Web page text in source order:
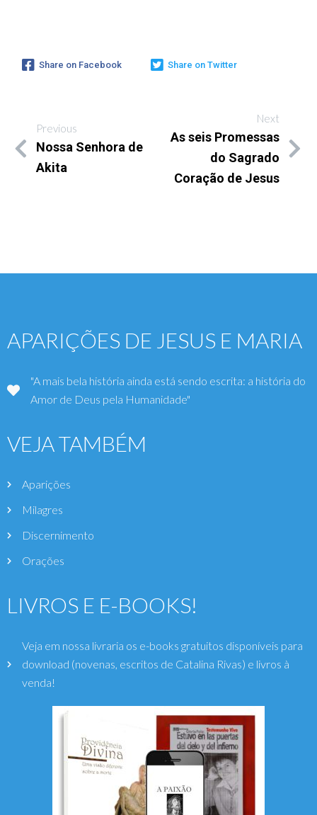
Share on Facebook Share on Twitter
Previous
Nossa Senhora de
Akita
Next
As seis Promessas
do Sagrado
Coração de Jesus
APARIÇÕES DE JESUS E MARIA
"A mais bela história ainda está sendo escrita: a história do
Amor de Deus pela Humanidade"
VEJA TAMBÉM
Aparições
Milagres
Discernimento
Orações
LIVROS E E-BOOKS!
Veja em nossa livraria os e-books gratuitos disponíveis para
download (novenas, escritos de Catalina Rivas) e livros à
venda!